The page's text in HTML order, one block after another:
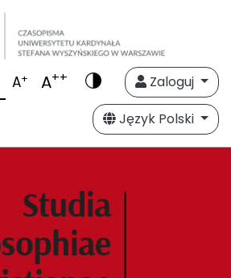
A+ A++
Zaloguj
Język Polski